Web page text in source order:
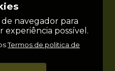
de navegador para
experiência possível.
Termos de politica de